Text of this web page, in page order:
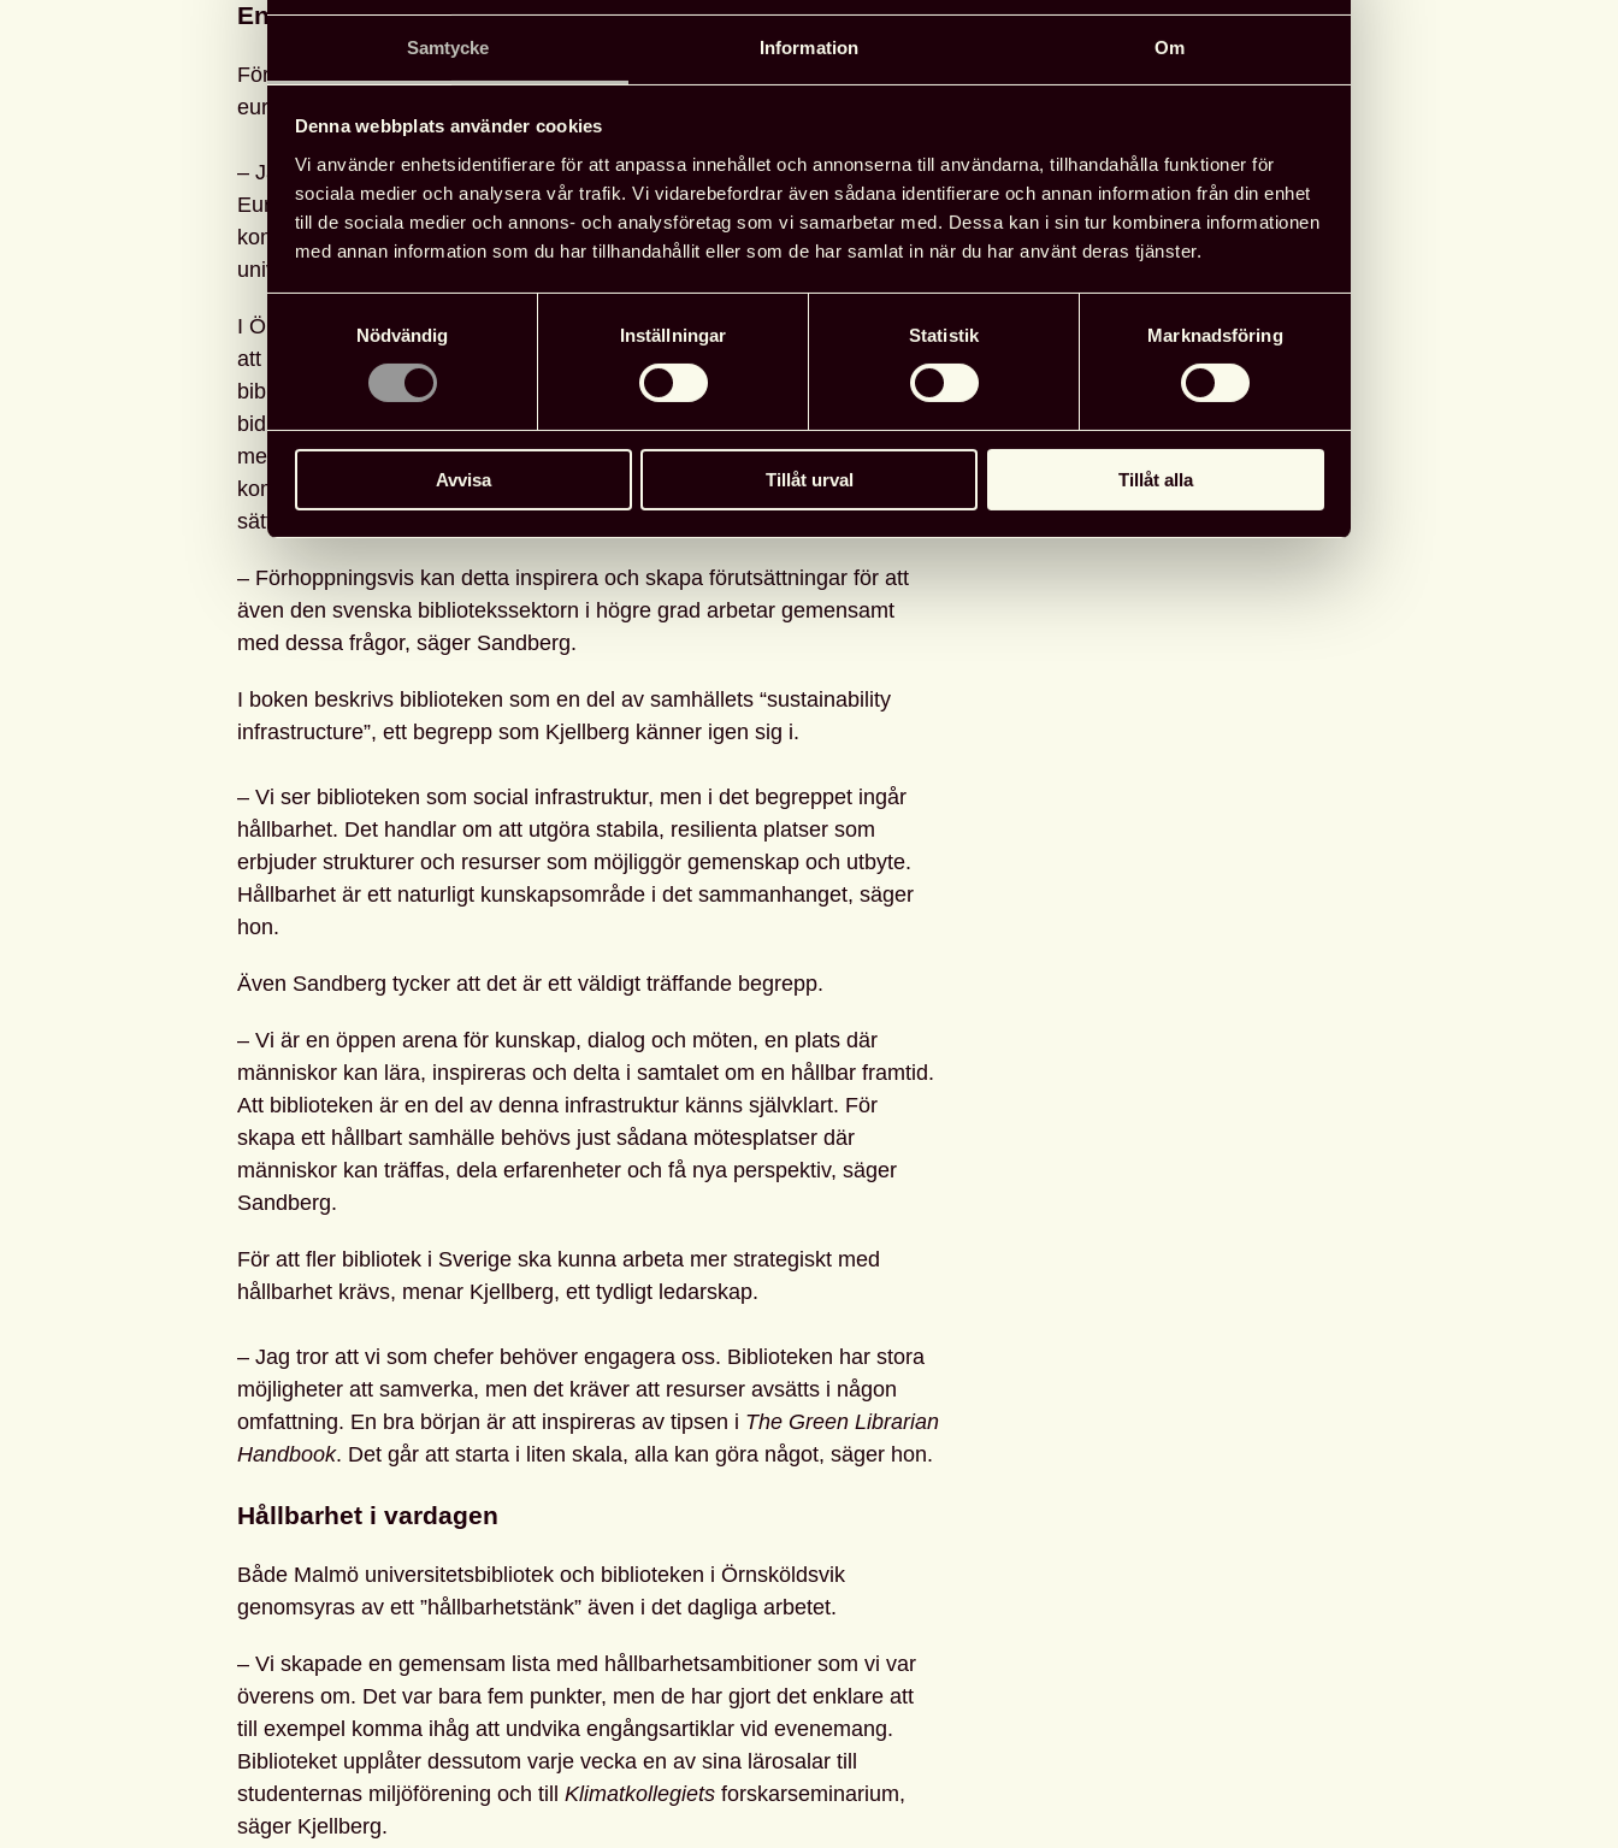
Samtycke Information Om
Denna webbplats använder cookies
Vi använder enhetsidentifierare för att anpassa innehållet och annonserna till användarna, tillhandahålla funktioner för
sociala medier och analysera vår trafik. Vi vidarebefordrar även sådana identifierare och annan information från din enhet
till de sociala medier och annons- och analysföretag som vi samarbetar med. Dessa kan i sin tur kombinera informationen
med annan information som du har tillhandahållit eller som de har samlat in när du har använt deras tjänster.
Nödvändig
Inställningar Statistik Marknadsföring
Avvisa Tillåt urval Tillåt alla
En europeisk gemenskap
För Kjellberg visar publikationen av handboken på styrkan i det
europeiska samarbetet.
– Jag tänker att den visar hur vi kan inspireras av varandra i hela
Europa. Det finns massor av spännande idéer att utforska, och vi
kommer definitivt att ha nytta av publikationen här på Malmö
universitetsbibliotek, säger Kjellberg.
I Örnsköldsvik säger Sandberg att handboken sänder en tydlig signal om
att arbetet med hållbarhet redan pågår runt om i Europa och att
biblioteken har en viktig roll i den omställningen. Hon menar att den kan
bidra till ökad kunskapsdelning, samarbete och inspiration mellan länder,
men också tydliggöra behovet av resurser, utbildning och
kompetensutveckling för att kunna driva arbetet framåt på ett hållbart
sätt.
– Förhoppningsvis kan detta inspirera och skapa förutsättningar för att
även den svenska bibliotekssektorn i högre grad arbetar gemensamt
med dessa frågor, säger Sandberg.
I boken beskrivs biblioteken som en del av samhällets “sustainability
infrastructure”, ett begrepp som Kjellberg känner igen sig i.
– Vi ser biblioteken som social infrastruktur, men i det begreppet ingår
hållbarhet. Det handlar om att utgöra stabila, resilienta platser som
erbjuder strukturer och resurser som möjliggör gemenskap och utbyte.
Hållbarhet är ett naturligt kunskapsområde i det sammanhanget, säger
hon.
Även Sandberg tycker att det är ett väldigt träffande begrepp.
– Vi är en öppen arena för kunskap, dialog och möten, en plats där
människor kan lära, inspireras och delta i samtalet om en hållbar framtid.
Att biblioteken är en del av denna infrastruktur känns självklart. För
skapa ett hållbart samhälle behövs just sådana mötesplatser där
människor kan träffas, dela erfarenheter och få nya perspektiv, säger
Sandberg.
För att fler bibliotek i Sverige ska kunna arbeta mer strategiskt med
hållbarhet krävs, menar Kjellberg, ett tydligt ledarskap.
– Jag tror att vi som chefer behöver engagera oss. Biblioteken har stora
möjligheter att samverka, men det kräver att resurser avsätts i någon
omfattning. En bra början är att inspireras av tipsen i The Green Librarian
Handbook. Det går att starta i liten skala, alla kan göra något, säger hon.
Hållbarhet i vardagen
Både Malmö universitetsbibliotek och biblioteken i Örnsköldsvik
genomsyras av ett ”hållbarhetstänk” även i det dagliga arbetet.
– Vi skapade en gemensam lista med hållbarhetsambitioner som vi var
överens om. Det var bara fem punkter, men de har gjort det enklare att
till exempel komma ihåg att undvika engångsartiklar vid evenemang.
Biblioteket upplåter dessutom varje vecka en av sina lärosalar till
studenternas miljöförening och till Klimatkollegiets forskarseminarium,
säger Kjellberg.